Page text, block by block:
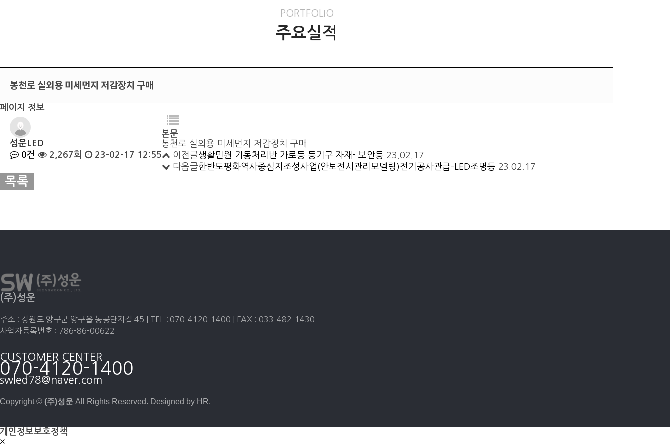
PORTFOLIO
주요실적
봉천로 실외용 미세먼지 저감장치 구매
페이지 정보
성운LED
0건
2,267회 23-02-17 12:55
본문
봉천로 실외용 미세먼지 저감장치 구매
이전글생활민원 기동처리반 가로등 등기구 자재- 보안등 23.02.17
다음글한반도평화역사중심지조성사업(안보전시관리모델링)전기공사관급-LED조명등 23.02.17
목록
(주)성운
주소 : 강원도 양구군 양구읍 농공단지길 45 | TEL : 070-4120-1400 | FAX : 033-482-1430
사업자등록번호 : 786-86-00622
CUSTOMER CENTER
070-4120-1400
swled78@naver.com
Copyright © (주)성운 All Rights Reserved. Designed by HR.
개인정보보호정책
×